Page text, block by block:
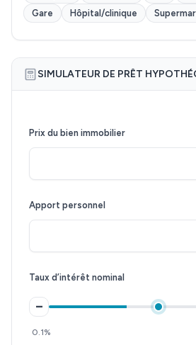
Gare
Hôpital/clinique
SIMULATEUR DE PRÊT
Prix du bien immobilier
Apport personnel
Taux d’intérêt nominal
–
0.1%